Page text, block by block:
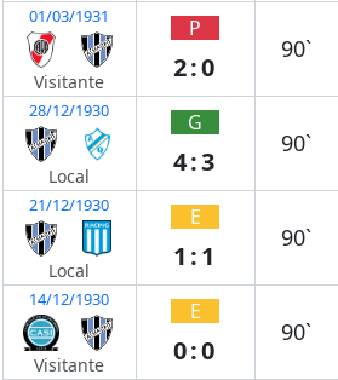
01/03/1931
Visitante
P
2:0
90`
28/12/1930
Local
G
4:3
90`
21/12/1930
Local
E
1:1
90`
14/12/1930
Visitante
E
0:0
90`